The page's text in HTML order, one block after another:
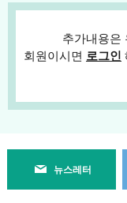
추가내용은
회원이시면 로그인
뉴스레터